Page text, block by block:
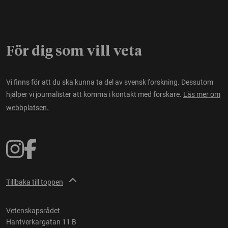
För dig som vill veta
Vi finns för att du ska kunna ta del av svensk forskning. Dessutom
hjälper vi journalister att komma i kontakt med forskare. Läs mer om
webbplatsen.
Tillbaka till toppen
Vetenskapsrådet
Hantverkargatan 11 B